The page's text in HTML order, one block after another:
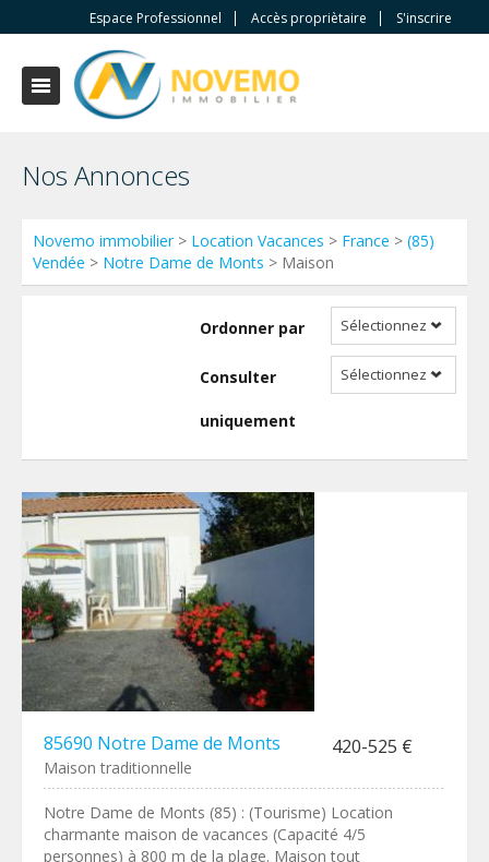
Espace Professionnel Accès propriètaire S'inscrire
Nos Annonces
Novemo immobilier> Location Vacances > France > (85)
Vendée > Notre Dame de Monts > Maison
Ordonner par Sélectionnez
Consulter
uniquement
Sélectionnez
85690 Notre Dame de Monts 420-525 €
Maison traditionnelle
Notre Dame de Monts (85) : (Tourisme) Location
charmante maison de vacances (Capacité 4/5
personnes) à 800 m de la plage. Maison tout